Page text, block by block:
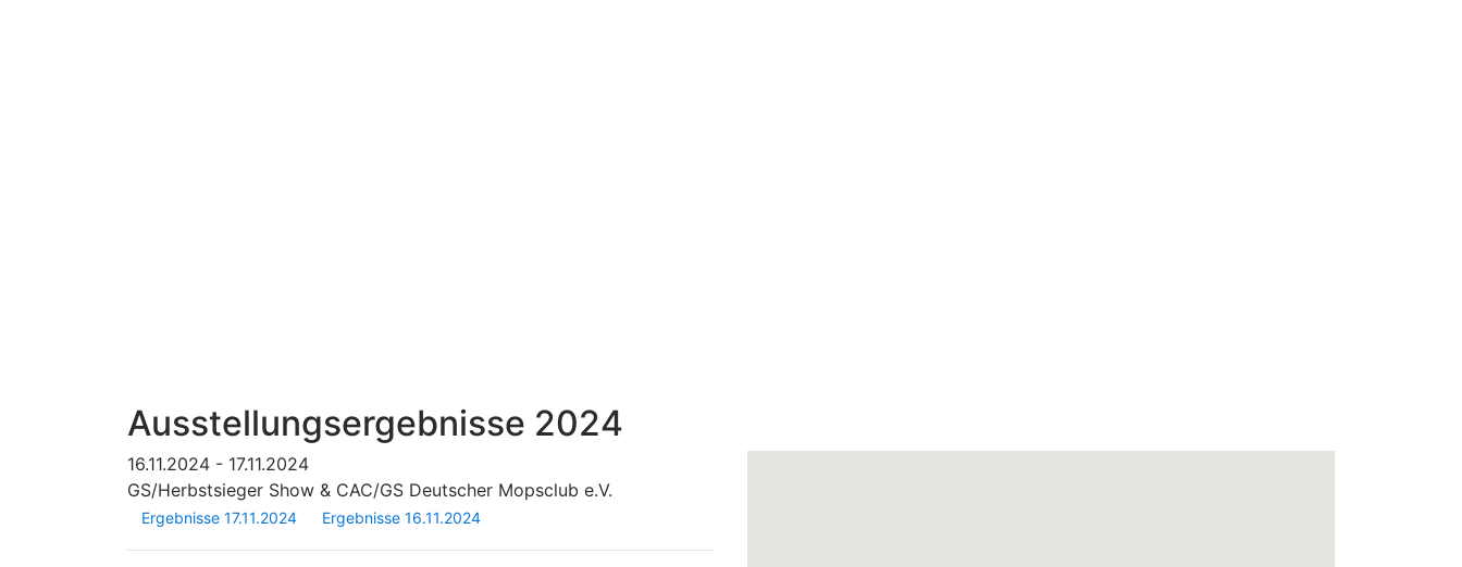
Ausstellungsergebnisse 2024
16.11.2024 - 17.11.2024
GS/Herbstsieger Show & CAC/GS Deutscher Mopsclub e.V.
Ergebnisse 17.11.2024 Ergebnisse 16.11.2024